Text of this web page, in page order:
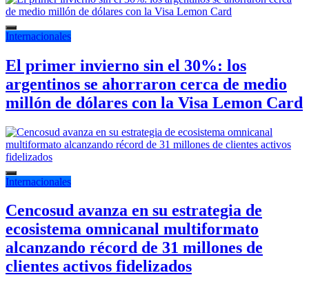
Internacionales
El primer invierno sin el 30%: los
argentinos se ahorraron cerca de medio
millón de dólares con la Visa Lemon Card
Internacionales
Cencosud avanza en su estrategia de
ecosistema omnicanal multiformato
alcanzando récord de 31 millones de
clientes activos fidelizados